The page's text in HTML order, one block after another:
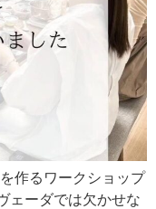
作るワークショップ
ェーダでは欠かせな